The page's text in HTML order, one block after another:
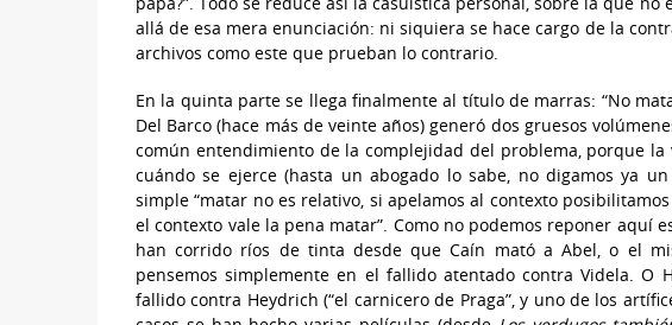
allá de esa mera enunciación: ni siquiera se hace cargo de la
archivos como este que prueban lo contrario.
En la quinta parte se llega finalmente al título de marras: “No
Del Barco (hace más de veinte años) generó dos gruesos
común entendimiento de la complejidad del problema, porque
cuándo se ejerce (hasta un abogado lo sabe, no digamos ya
simple “matar no es relativo, si apelamos al contexto
el contexto vale la pena matar”. Como no podemos reponer aquí
han corrido ríos de tinta desde que Caín mató a Abel, o el
pensemos simplemente en el fallido atentado contra Videla. O
fallido contra Heydrich (“el carnicero de Praga”, y uno de los